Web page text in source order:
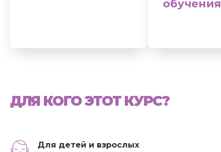
обучения
ДЛЯ КОГО ЭТОТ КУРС?
Для детей и взрослых